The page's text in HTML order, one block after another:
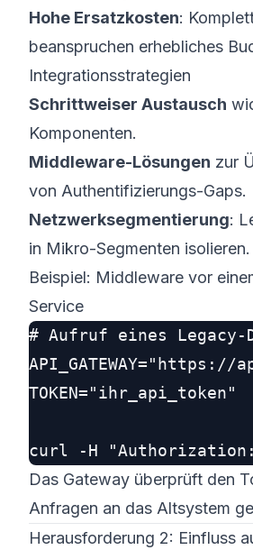
Hohe Ersatzkosten:
beanspruchen erhebliches
Integrationsstrategien
Schrittweiser Austausch
Komponenten.
Middleware-Lösungen zur
von Authentifizierungs-Gaps.
Netzwerksegmentierung:
in Mikro-Segmenten isolieren.
Beispiel: Middleware vor
Service
# Aufruf eines Legacy-
TOKEN="ihr_api_token"
Das Gateway überprüft den
Anfragen an das Altsystem
Herausforderung 2: Einfluss